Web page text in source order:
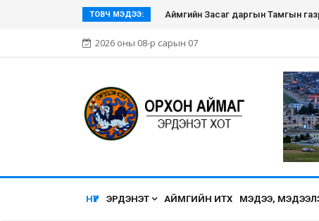
ТОВЧ МЭДЭЭ: Аймгийн Засаг даргын Тамгын
2026 оны 08-р сарын 07
НҮҮР ЭРДЭНЭТ АЙМГИЙН ИТХ МЭДЭЭ,